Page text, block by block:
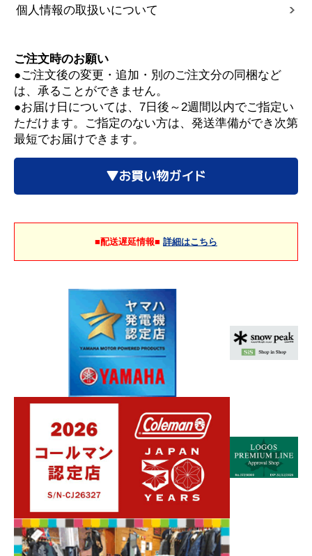
個人情報の取扱いについて
ご注文時のお願い
●ご注文後の変更・追加・別のご注文分の同梱など
は、承ることができません。
●お届け日については、7日後～2週間以内でご指定い
ただけます。ご指定のない方は、発送準備ができ次第
最短でお届けできます。
▼お買い物ガイド
■配送遅延情報■ 詳細はこちら